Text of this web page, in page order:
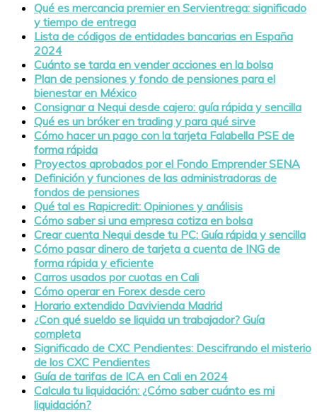
Qué es mercancia premier en Servientrega: significado
y tiempo de entrega
Lista de códigos de entidades bancarias en España
2024
Cuánto se tarda en vender acciones en la bolsa
Plan de pensiones y fondo de pensiones para el
bienestar en México
Consignar a Nequi desde cajero: guía rápida y sencilla
Qué es un bróker en trading y para qué sirve
Cómo hacer un pago con la tarjeta Falabella PSE de
forma rápida
Proyectos aprobados por el Fondo Emprender SENA
Definición y funciones de las administradoras de
fondos de pensiones
Qué tal es Rapicredit: Opiniones y análisis
Cómo saber si una empresa cotiza en bolsa
Crear cuenta Nequi desde tu PC: Guía rápida y sencilla
Cómo pasar dinero de tarjeta a cuenta de ING de
forma rápida y eficiente
Carros usados por cuotas en Cali
Cómo operar en Forex desde cero
Horario extendido Davivienda Madrid
¿Con qué sueldo se liquida un trabajador? Guía
completa
Significado de CXC Pendientes: Descifrando el misterio
de los CXC Pendientes
Guía de tarifas de ICA en Cali en 2024
Calcula tu liquidación: ¿Cómo saber cuánto es mi
liquidación?